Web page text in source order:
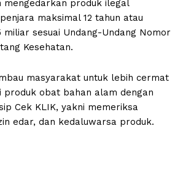
mengedarkan produk ilegal
maksimal 12 tahun atau
miliar sesuai Undang-Undang Nomor
Kesehatan.
masyarakat untuk lebih cermat
produk obat bahan alam dengan
Cek KLIK, yakni memeriksa
edar, dan kedaluwarsa produk.